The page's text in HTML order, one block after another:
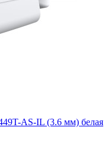
AS-IL (3.6 мм) белая